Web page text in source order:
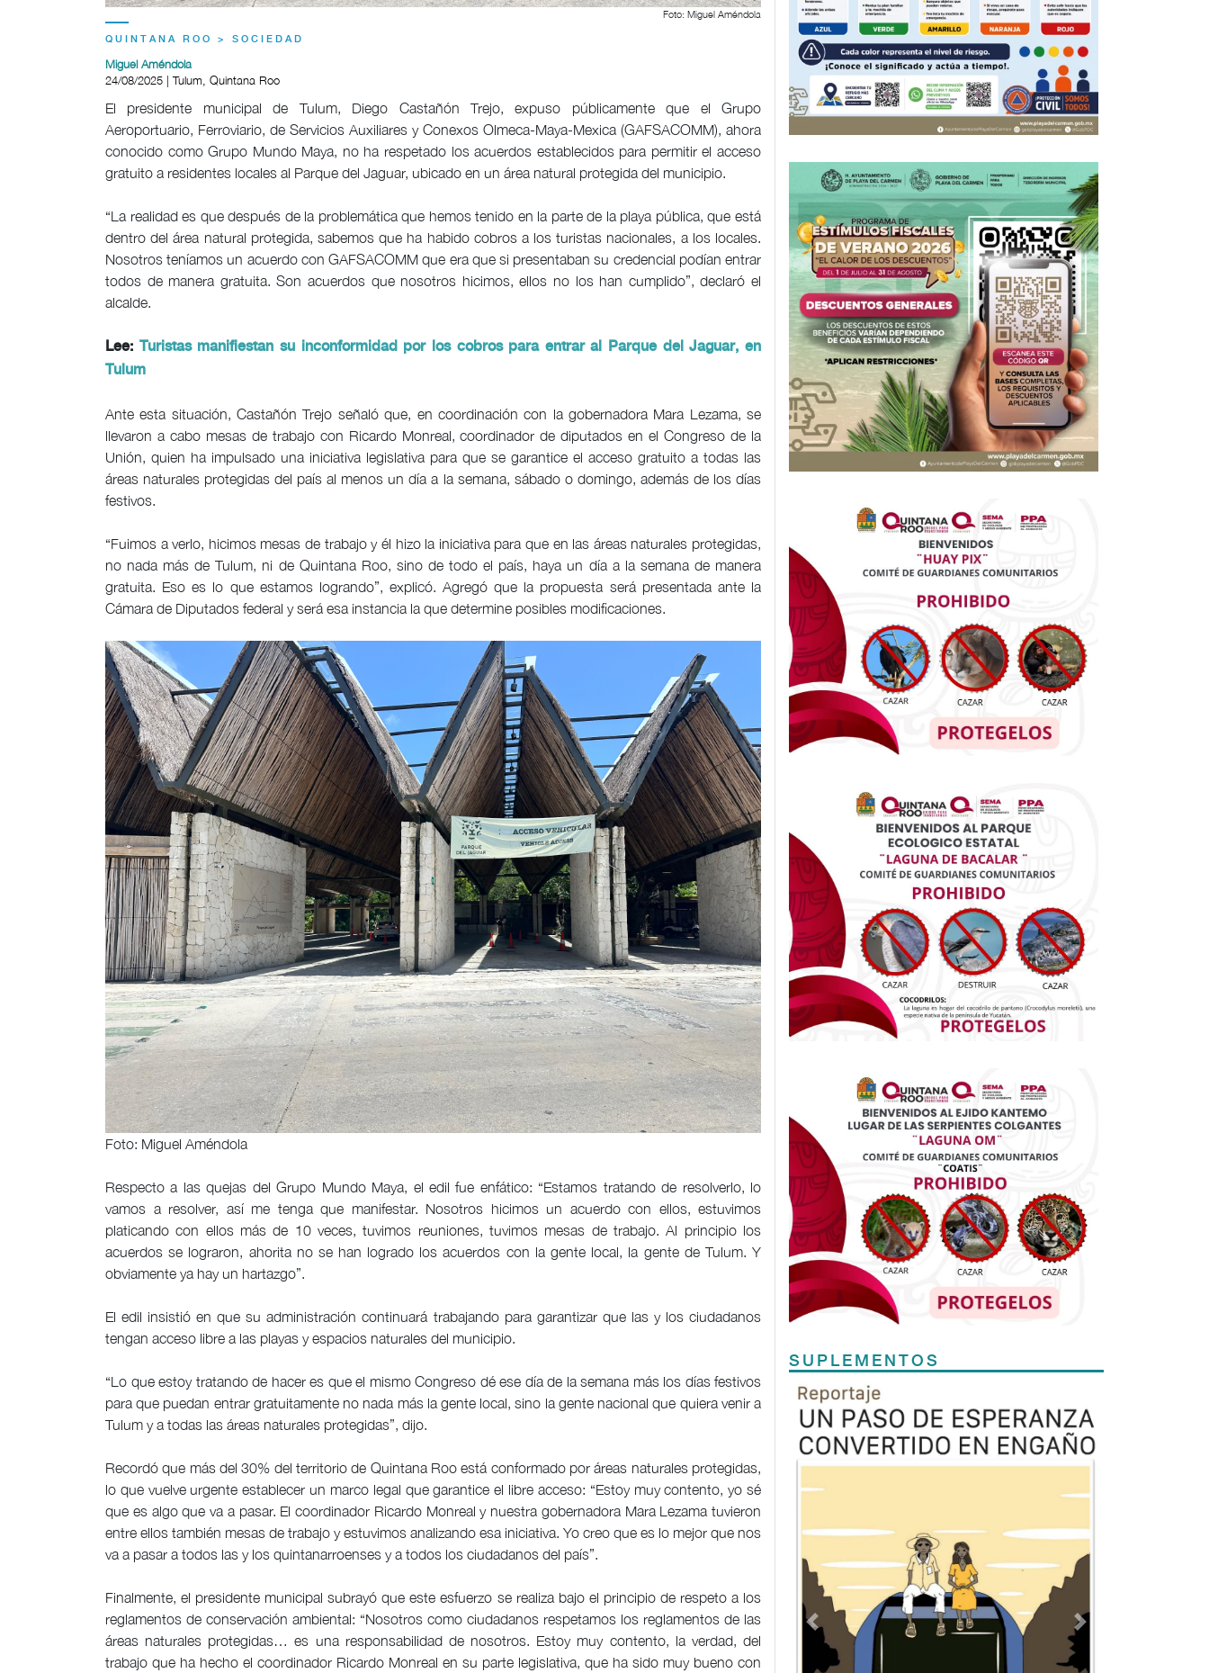
Foto: Miguel Améndola
QUINTANA ROO > SOCIEDAD
Miguel Améndola
24/08/2025 | Tulum, Quintana Roo
El presidente municipal de Tulum, Diego Castañón Trejo, expuso públicamente que el Grupo
Aeroportuario, Ferroviario, de Servicios Auxiliares y Conexos Olmeca-Maya-Mexica (GAFSACOMM), ahora
conocido como Grupo Mundo Maya, no ha respetado los acuerdos establecidos para permitir el acceso
gratuito a residentes locales al Parque del Jaguar, ubicado en un área natural protegida del municipio.
“La realidad es que después de la problemática que hemos tenido en la parte de la playa pública, que está
dentro del área natural protegida, sabemos que ha habido cobros a los turistas nacionales, a los locales.
Nosotros teníamos un acuerdo con GAFSACOMM que era que si presentaban su credencial podían entrar
todos de manera gratuita. Son acuerdos que nosotros hicimos, ellos no los han cumplido”, declaró el
alcalde.
Lee: Turistas manifiestan su inconformidad por los cobros para entrar al Parque del Jaguar, en
Tulum
Ante esta situación, Castañón Trejo señaló que, en coordinación con la gobernadora Mara Lezama, se
llevaron a cabo mesas de trabajo con Ricardo Monreal, coordinador de diputados en el Congreso de la
Unión, quien ha impulsado una iniciativa legislativa para que se garantice el acceso gratuito a todas las
áreas naturales protegidas del país al menos un día a la semana, sábado o domingo, además de los días
festivos.
“Fuimos a verlo, hicimos mesas de trabajo y él hizo la iniciativa para que en las áreas naturales protegidas,
no nada más de Tulum, ni de Quintana Roo, sino de todo el país, haya un día a la semana de manera
gratuita. Eso es lo que estamos logrando”, explicó. Agregó que la propuesta será presentada ante la
Cámara de Diputados federal y será esa instancia la que determine posibles modificaciones.
Foto: Miguel Améndola
Respecto a las quejas del Grupo Mundo Maya, el edil fue enfático: “Estamos tratando de resolverlo, lo
vamos a resolver, así me tenga que manifestar. Nosotros hicimos un acuerdo con ellos, estuvimos
platicando con ellos más de 10 veces, tuvimos reuniones, tuvimos mesas de trabajo. Al principio los
acuerdos se lograron, ahorita no se han logrado los acuerdos con la gente local, la gente de Tulum. Y
obviamente ya hay un hartazgo”.
El edil insistió en que su administración continuará trabajando para garantizar que las y los ciudadanos
tengan acceso libre a las playas y espacios naturales del municipio.
“Lo que estoy tratando de hacer es que el mismo Congreso dé ese día de la semana más los días festivos
para que puedan entrar gratuitamente no nada más la gente local, sino la gente nacional que quiera venir a
Tulum y a todas las áreas naturales protegidas”, dijo.
Recordó que más del 30% del territorio de Quintana Roo está conformado por áreas naturales protegidas,
lo que vuelve urgente establecer un marco legal que garantice el libre acceso: “Estoy muy contento, yo sé
que es algo que va a pasar. El coordinador Ricardo Monreal y nuestra gobernadora Mara Lezama tuvieron
entre ellos también mesas de trabajo y estuvimos analizando esa iniciativa. Yo creo que es lo mejor que nos
va a pasar a todos las y los quintanarroenses y a todos los ciudadanos del país”.
Finalmente, el presidente municipal subrayó que este esfuerzo se realiza bajo el principio de respeto a los
reglamentos de conservación ambiental: “Nosotros como ciudadanos respetamos los reglamentos de las
áreas naturales protegidas… es una responsabilidad de nosotros. Estoy muy contento, la verdad, del
trabajo que ha hecho el coordinador Ricardo Monreal en su parte legislativa, que ha sido muy bueno con
SUPLEMENTOS
Previous
TODOS LOS SUPLEMENTOS